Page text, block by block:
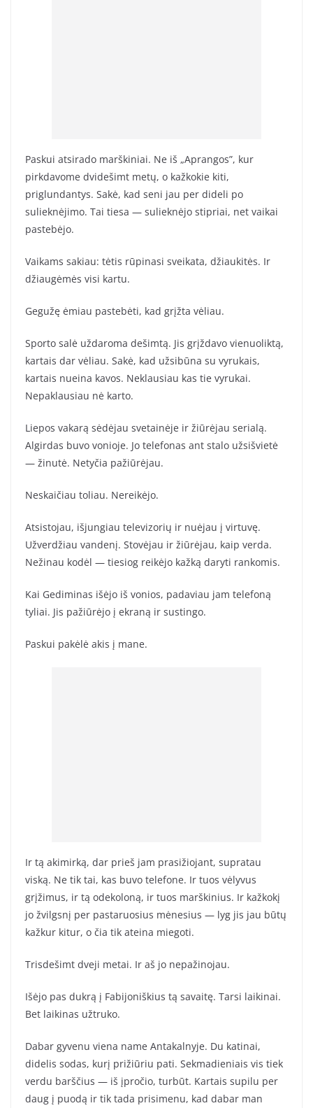
Paskui atsirado marškiniai. Ne iš „Aprangos”, kur
pirkdavome dvidešimt metų, o kažkokie kiti,
priglundantys. Sakė, kad seni jau per dideli po
sulieknėjimo. Tai tiesa — sulieknėjo stipriai, net vaikai
pastebėjo.
Vaikams sakiau: tėtis rūpinasi sveikata, džiaukitės. Ir
džiaugėmės visi kartu.
Gegužę ėmiau pastebėti, kad grįžta vėliau.
Sporto salė uždaroma dešimtą. Jis grįždavo vienuoliktą,
kartais dar vėliau. Sakė, kad užsibūna su vyrukais,
kartais nueina kavos. Neklausiau kas tie vyrukai.
Nepaklausiau nė karto.
Liepos vakarą sėdėjau svetainėje ir žiūrėjau serialą.
Algirdas buvo vonioje. Jo telefonas ant stalo užsišvietė
— žinutė. Netyčia pažiūrėjau.
Neskaičiau toliau. Nereikėjo.
Atsistojau, išjungiau televizorių ir nuėjau į virtuvę.
Užverdžiau vandenį. Stovėjau ir žiūrėjau, kaip verda.
Nežinau kodėl — tiesiog reikėjo kažką daryti rankomis.
Kai Gediminas išėjo iš vonios, padaviau jam telefoną
tyliai. Jis pažiūrėjo į ekraną ir sustingo.
Paskui pakėlė akis į mane.
Ir tą akimirką, dar prieš jam prasižiojant, supratau
viską. Ne tik tai, kas buvo telefone. Ir tuos vėlyvus
grįžimus, ir tą odekoloną, ir tuos marškinius. Ir kažkokį
jo žvilgsnį per pastaruosius mėnesius — lyg jis jau būtų
kažkur kitur, o čia tik ateina miegoti.
Trisdešimt dveji metai. Ir aš jo nepažinojau.
Išėjo pas dukrą į Fabijoniškius tą savaitę. Tarsi laikinai.
Bet laikinas užtruko.
Dabar gyvenu viena name Antakalnyje. Du katinai,
didelis sodas, kurį prižiūriu pati. Sekmadieniais vis tiek
verdu barščius — iš įpročio, turbūt. Kartais supilu per
daug į puodą ir tik tada prisimenu, kad dabar man